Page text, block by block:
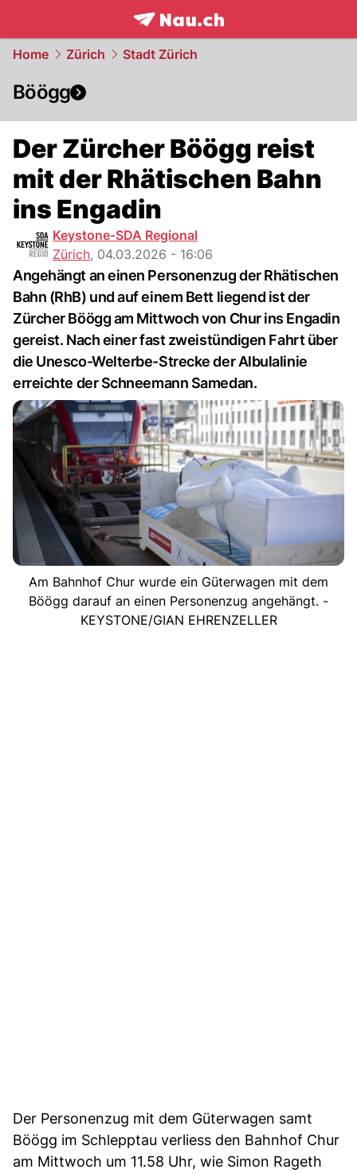
frontpage.NAU.ch
Home Zürich Stadt Zürich
Böögg
Der Zürcher Böögg reist
mit der Rhätischen Bahn
ins Engadin
Keystone-SDA Regional
Zürich, 04.03.2026 - 16:06
Angehängt an einen Personenzug der Rhätischen
Bahn (RhB) und auf einem Bett liegend ist der
Zürcher Böögg am Mittwoch von Chur ins Engadin
gereist. Nach einer fast zweistündigen Fahrt über
die Unesco-Welterbe-Strecke der Albulalinie
erreichte der Schneemann Samedan.
Am Bahnhof Chur wurde ein Güterwagen mit dem
Böögg darauf an einen Personenzug angehängt. -
KEYSTONE/GIAN EHRENZELLER
Der Personenzug mit dem Güterwagen samt
Böögg im Schlepptau verliess den Bahnhof Chur
am Mittwoch um 11.58 Uhr, wie Simon Rageth